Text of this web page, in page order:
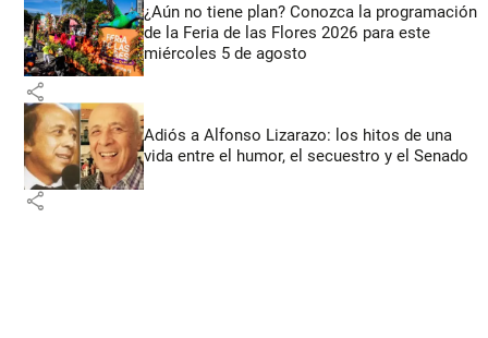
¿Aún no tiene plan? Conozca la programación
de la Feria de las Flores 2026 para este
miércoles 5 de agosto
share
Adiós a Alfonso Lizarazo: los hitos de una
vida entre el humor, el secuestro y el Senado
share